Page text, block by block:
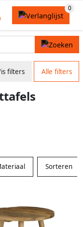
filters Alle filters
Sorteren